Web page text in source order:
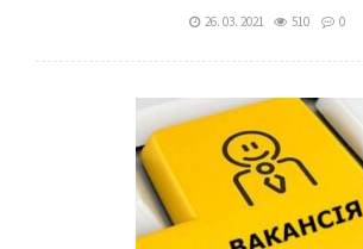
26. 03. 2021 510 0